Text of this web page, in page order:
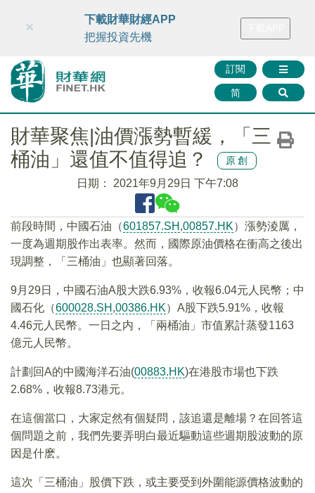
財華智庫網 FINTV FINMETA 財華證券 媒體矩陣
訂閱
简
×
下載財華財經APP
把握投資先機
財華聚焦|油價漲勢暫緩，「三
桶油」還值不值得追？
原創
日期： 2021年9月29日 下午7:08
前段時間，中國石油（601857.SH ,00857.HK）漲勢淩厲，
一度為週期股作出表率。然而，國際原油價格在衝高之後出
現調整，「三桶油」也顯著回落。
9月29日，中國石油A股大跌6.93%，收報6.04元人民幣；中
國石化（600028.SH ,00386.HK）A股下跌5.91%，收報
4.46元人民幣。一日之内，「兩桶油」市值累計蒸發1163
億元人民幣。
計劃回A的中國海洋石油(00883.HK)在港股市場也下跌
2.68%，收報8.73港元。
在這個當口，大家定然有個疑問，該追還是離場？在回答這
個問題之前，我們先要弄明白最近驅動這些週期股波動的原
因是什麽。
這次「三桶油」股價下跌，或主要受到外圍能源價格波動的